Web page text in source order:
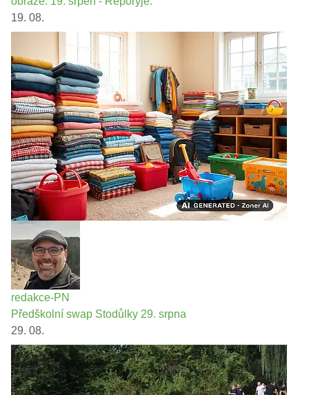
19. 08.
redakce-PN
Předškolní swap Stodůlky 29. srpna
29. 08.